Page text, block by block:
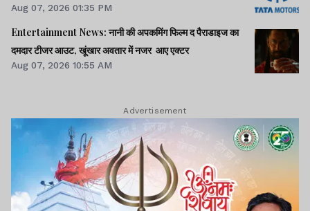
Aug 07, 2026 01:35 PM
Entertainment News: नानी की अपकमिंग फिल्म द पैराडाइज का
दमदार टीजर आउट, खूंखार अवतार में नजर आए एक्टर
Aug 07, 2026 10:55 AM
Advertisement